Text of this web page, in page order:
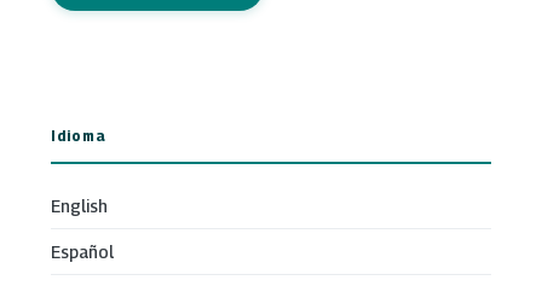
Idioma
English
Español